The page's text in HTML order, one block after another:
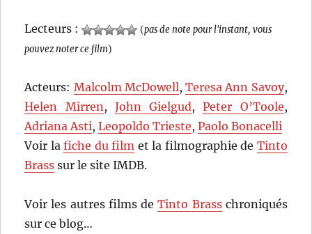
Lecteurs : (pas de note pour l'instant, vous
pouvez noter ce film)
Acteurs: Malcolm McDowell,Teresa Ann Savoy,
Helen Mirren , John Gielgud,Peter O’Toole,
Adriana Asti,Leopoldo Trieste,Paolo Bonacelli
Voir lafiche du film et la filmographie de Tinto
Brass sur le site IMDB.
Voir les autres films deTinto Brasschroniqués
sur ce blog…